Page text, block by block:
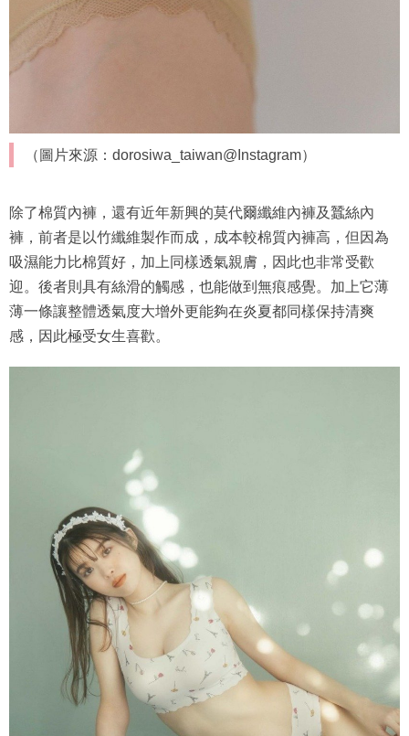
（圖片來源：dorosiwa_taiwan@Instagram）
除了棉質內褲，還有近年新興的莫代爾纖維內褲及蠶絲內
褲，前者是以竹纖維製作而成，成本較棉質內褲高，但因為
吸濕能力比棉質好，加上同樣透氣親膚，因此也非常受歡
迎。後者則具有絲滑的觸感，也能做到無痕感覺。加上它薄
薄一條讓整體透氣度大增外更能夠在炎夏都同樣保持清爽
感，因此極受女生喜歡。